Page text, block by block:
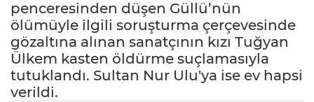
penceresinden düşen Güllü’nün
ölümüyle ilgili soruşturma çerçevesinde
gözaltına alınan sanatçının kızı Tuğyan
Ülkem kasten öldürme suçlamasıyla
tutuklandı. Sultan Nur Ulu'ya ise ev hapsi
verildi.